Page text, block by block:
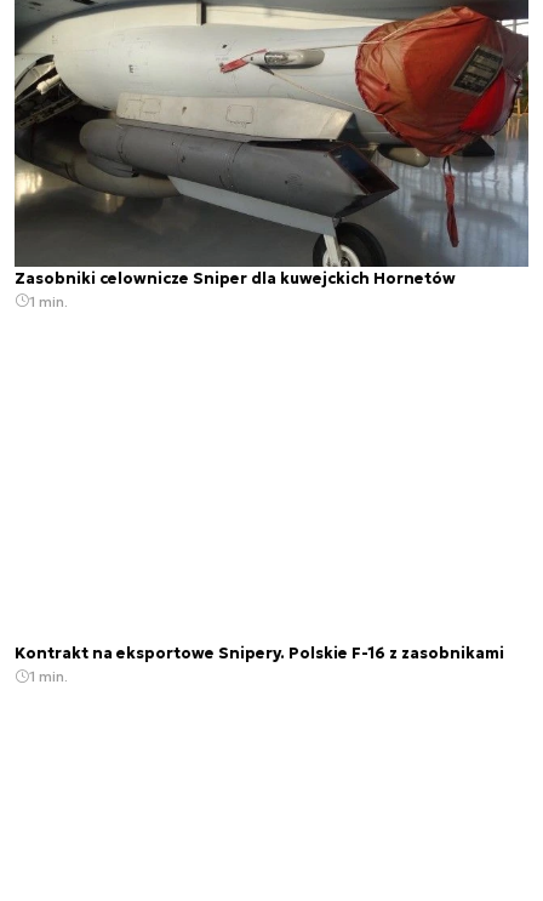
Zasobniki celownicze Sniper dla kuwejckich Hornetów
1 min.
Kontrakt na eksportowe Snipery. Polskie F-16 z zasobnikami
1 min.